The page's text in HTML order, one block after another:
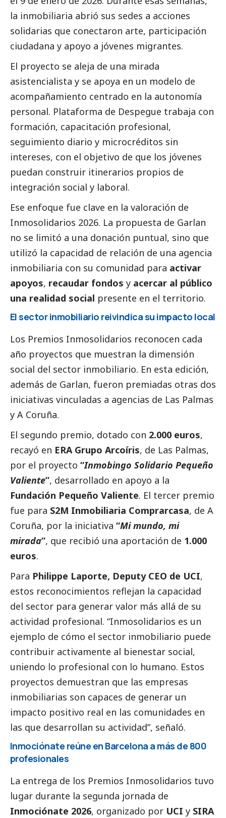
la inmobiliaria abrió sus sedes a acciones
solidarias que conectaron arte, participación
ciudadana y apoyo a jóvenes migrantes.
El proyecto se aleja de una mirada
asistencialista y se apoya en un modelo de
acompañamiento centrado en la autonomía
personal. Plataforma de Despegue trabaja con
formación, capacitación profesional,
seguimiento diario y microcréditos sin
intereses, con el objetivo de que los jóvenes
puedan construir itinerarios propios de
integración social y laboral.
Ese enfoque fue clave en la valoración de
Inmosolidarios 2026. La propuesta de Garlan
no se limitó a una donación puntual, sino que
utilizó la capacidad de relación de una agencia
inmobiliaria con su comunidad para activar
apoyos, recaudar fondos y acercar al público
una realidad social presente en el territorio.
El sector inmobiliario reivindica su impacto local
Los Premios Inmosolidarios reconocen cada
año proyectos que muestran la dimensión
social del sector inmobiliario. En esta edición,
además de Garlan, fueron premiadas otras dos
iniciativas vinculadas a agencias de Las Palmas
y A Coruña.
El segundo premio, dotado con 2.000 euros,
recayó en ERA Grupo Arcoíris, de Las Palmas,
por el proyecto “Inmobingo Solidario Pequeño
Valiente”, desarrollado en apoyo a la
Fundación Pequeño Valiente. El tercer premio
fue para S2M Inmobiliaria Comprarcasa, de A
Coruña, por la iniciativa “Mi mundo, mi
mirada”, que recibió una aportación de 1.000
euros.
Para Philippe Laporte, Deputy CEO de UCI,
estos reconocimientos reflejan la capacidad
del sector para generar valor más allá de su
actividad profesional. “Inmosolidarios es un
ejemplo de cómo el sector inmobiliario puede
contribuir activamente al bienestar social,
uniendo lo profesional con lo humano. Estos
proyectos demuestran que las empresas
inmobiliarias son capaces de generar un
impacto positivo real en las comunidades en
las que desarrollan su actividad”, señaló.
Inmociónate reúne en Barcelona a más de 800
profesionales
La entrega de los Premios Inmosolidarios tuvo
lugar durante la segunda jornada de
Inmociónate 2026, organizado por UCI y SIRA